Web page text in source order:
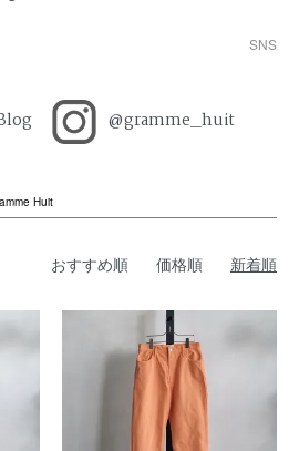
SNS
@gramme_huit
Huit
おすすめ順 価格順 新着順